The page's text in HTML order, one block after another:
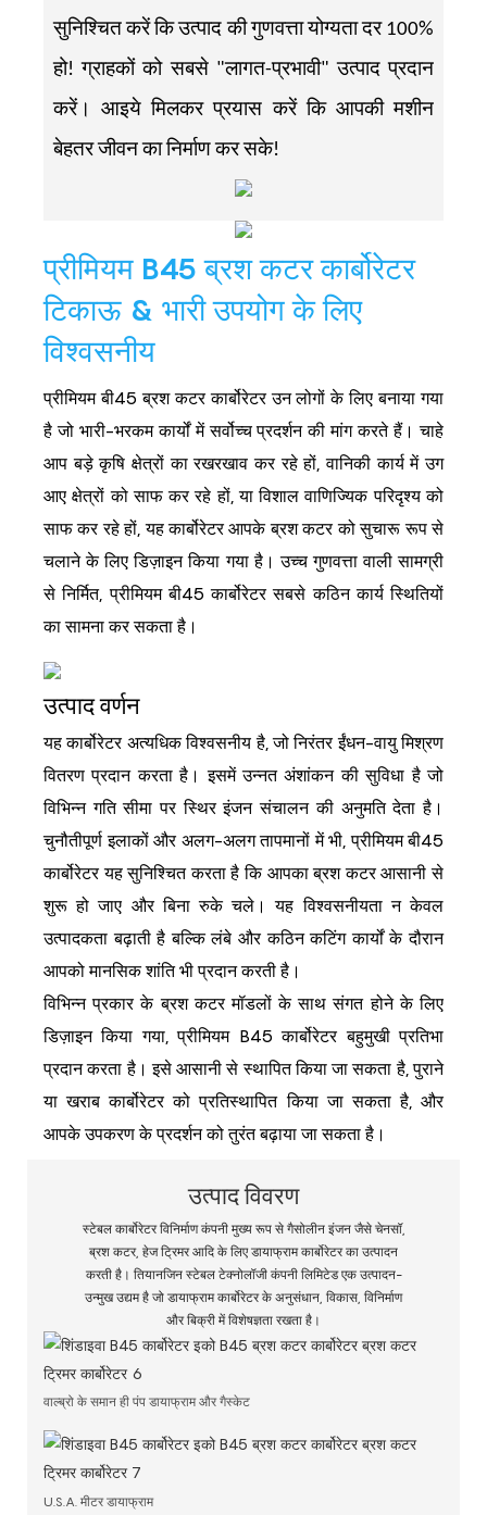
सुनिश्चित करें कि उत्पाद की गुणवत्ता योग्यता दर 100%
हो! ग्राहकों को सबसे "लागत-प्रभावी" उत्पाद प्रदान
करें। आइये मिलकर प्रयास करें कि आपकी मशीन
बेहतर जीवन का निर्माण कर सके!
प्रीमियम B45 ब्रश कटर कार्बोरेटर
टिकाऊ & भारी उपयोग के लिए
विश्वसनीय
प्रीमियम बी45 ब्रश कटर कार्बोरेटर उन लोगों के लिए बनाया गया
है जो भारी-भरकम कार्यों में सर्वोच्च प्रदर्शन की मांग करते हैं। चाहे
आप बड़े कृषि क्षेत्रों का रखरखाव कर रहे हों, वानिकी कार्य में उग
आए क्षेत्रों को साफ कर रहे हों, या विशाल वाणिज्यिक परिदृश्य को
साफ कर रहे हों, यह कार्बोरेटर आपके ब्रश कटर को सुचारू रूप से
चलाने के लिए डिज़ाइन किया गया है। उच्च गुणवत्ता वाली सामग्री
से निर्मित, प्रीमियम बी45 कार्बोरेटर सबसे कठिन कार्य स्थितियों
का सामना कर सकता है।
उत्पाद वर्णन
यह कार्बोरेटर अत्यधिक विश्वसनीय है, जो निरंतर ईंधन-वायु मिश्रण
वितरण प्रदान करता है। इसमें उन्नत अंशांकन की सुविधा है जो
विभिन्न गति सीमा पर स्थिर इंजन संचालन की अनुमति देता है।
चुनौतीपूर्ण इलाकों और अलग-अलग तापमानों में भी, प्रीमियम बी45
कार्बोरेटर यह सुनिश्चित करता है कि आपका ब्रश कटर आसानी से
शुरू हो जाए और बिना रुके चले। यह विश्वसनीयता न केवल
उत्पादकता बढ़ाती है बल्कि लंबे और कठिन कटिंग कार्यों के दौरान
आपको मानसिक शांति भी प्रदान करती है।
विभिन्न प्रकार के ब्रश कटर मॉडलों के साथ संगत होने के लिए
डिज़ाइन किया गया, प्रीमियम B45 कार्बोरेटर बहुमुखी प्रतिभा
प्रदान करता है। इसे आसानी से स्थापित किया जा सकता है, पुराने
या खराब कार्बोरेटर को प्रतिस्थापित किया जा सकता है, और
आपके उपकरण के प्रदर्शन को तुरंत बढ़ाया जा सकता है।
उत्पाद विवरण
स्टेबल कार्बोरेटर विनिर्माण कंपनी मुख्य रूप से गैसोलीन इंजन जैसे चेनसॉ,
ब्रश कटर, हेज ट्रिमर आदि के लिए डायाफ्राम कार्बोरेटर का उत्पादन
करती है। तियानजिन स्टेबल टेक्नोलॉजी कंपनी लिमिटेड एक उत्पादन-
उन्मुख उद्यम है जो डायाफ्राम कार्बोरेटर के अनुसंधान, विकास, विनिर्माण
और बिक्री में विशेषज्ञता रखता है।
वाल्ब्रो के समान ही पंप डायाफ्राम और गैस्केट
U.S.A. मीटर डायाफ्राम